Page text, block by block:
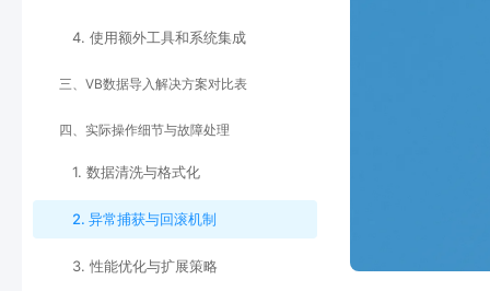
4. 使用额外工具和系统集成
三、VB数据导入解决方案对比表
四、实际操作细节与故障处理
1. 数据清洗与格式化
2. 异常捕获与回滚机制
3. 性能优化与扩展策略